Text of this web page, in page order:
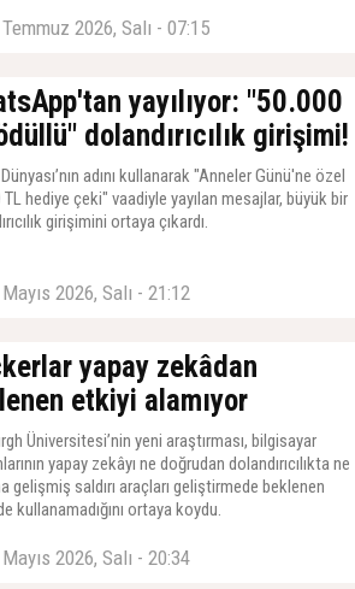
Türkiye'ye getirmeye hazırlanan yerli girişim, dünya
2026, Salı - 07:15
yayılıyor: "50.000
dolandırıcılık girişimi!
adını kullanarak "Anneler Günü'ne özel
TL hediye çeki" vaadiyle yayılan mesajlar, büyük bir
girişimini ortaya çıkardı.
2026, Salı - 21:12
yapay zekâdan
etkiyi alamıyor
Üniversitesi’nin yeni araştırması, bilgisayar
yapay zekâyı ne doğrudan dolandırıcılıkta ne
gelişmiş saldırı araçları geliştirmede beklenen
kullanamadığını ortaya koydu.
2026, Salı - 20:34